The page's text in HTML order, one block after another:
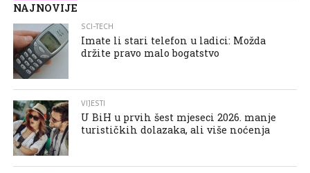
NAJNOVIJE
SCI-TECH
Imate li stari telefon u ladici: Možda
držite pravo malo bogatstvo
VIJESTI
U BiH u prvih šest mjeseci 2026. manje
turističkih dolazaka, ali više noćenja